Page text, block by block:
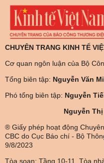
CHUYÊN TRANG KINH TẾ
Cơ quan ngôn luận của Bộ
Tổng biên tập: Nguyễn Văn
Phó tổng biên tập: Nguyễn
Nguyễn
® Giấy phép hoạt động
CBC do Cục Báo chí - Bộ
9/8/2023
Tòa soạn: Tầng 10-11, Tòa